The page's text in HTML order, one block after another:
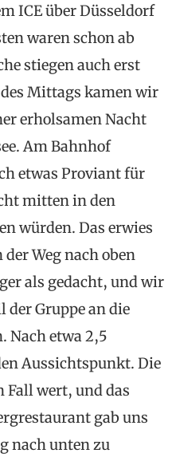
ICE über Düsseldorf
waren schon ab
stiegen auch erst
Mittags kamen wir
erholsamen Nacht
Am Bahnhof
etwas Proviant für
mitten in den
würden. Das erwies
Weg nach oben
als gedacht, und wir
der Gruppe an die
Nach etwa 2,5
Aussichtspunkt. Die
Fall wert, und das
gab uns
nach unten zu